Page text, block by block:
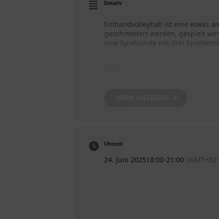
Details
Einhandvolleyball ist eine etwas
geschmettert werden, gespielt
eine Spielrunde mit drei
das Anmeldeformular zum
Uhrzeit
24. Juni 202518:00-21:00